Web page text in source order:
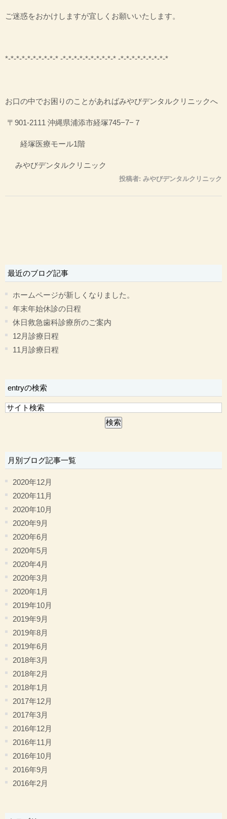
ご迷惑をおかけしますが宜しくお願いいたします。
*-*-*-*-*-*-*-*-*-* -*-*-*-*-*-*-*-*-*-* -*-*-*-*-*-*-*-*-*
お口の中でお困りのことがあればみやびデンタルクリニックへ
〒901-2111 沖縄県浦添市経塚745−7−７
経塚医療モール1階
みやびデンタルクリニック
投稿者: みやびデンタルクリニック
最近のブログ記事
ホームページが新しくなりました。
年末年始休診の日程
休日救急歯科診療所のご案内
12月診療日程
11月診療日程
entryの検索
月別ブログ記事一覧
2020年12月
2020年11月
2020年10月
2020年9月
2020年6月
2020年5月
2020年4月
2020年3月
2020年1月
2019年10月
2019年9月
2019年8月
2019年6月
2018年3月
2018年2月
2018年1月
2017年12月
2017年3月
2016年12月
2016年11月
2016年10月
2016年9月
2016年2月